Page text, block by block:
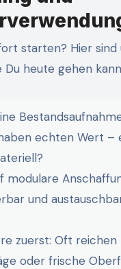
starten? Hier
Du heute gehen
echten Wert –
modulare
und
zuerst: Oft reichen
oder frische